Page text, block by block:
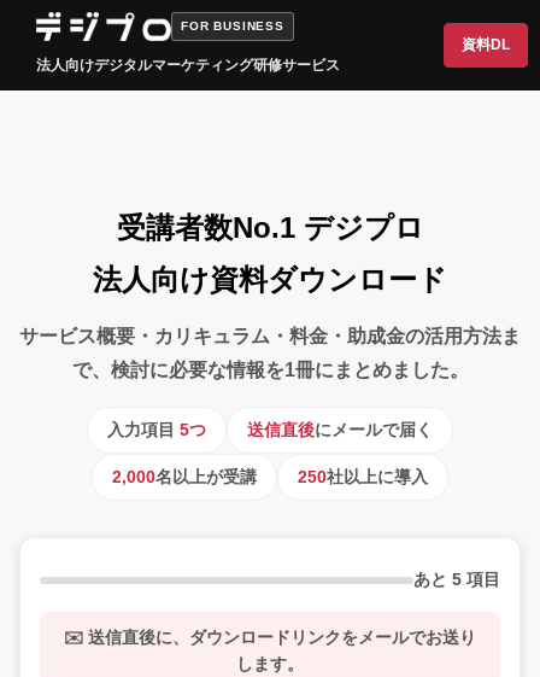
FOR BUSINESS
法人向けデジタルマーケティング研修サービス
資料DL
受講者数No.1 デジプロ
法人向け資料ダウンロード
サービス概要・カリキュラム・料金・助成金の活用方法ま
で、検討に必要な情報を1冊にまとめました。
入力項目 5つ 送信直後にメールで届く
2,000名以上が受講 250社以上に導入
あと 5 項目
✉️ 送信直後に、ダウンロードリンクをメールでお送り
します。